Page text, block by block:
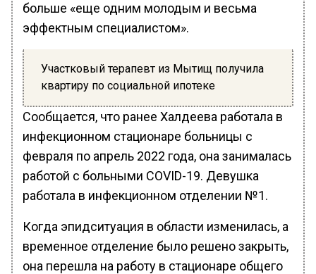
больше «еще одним молодым и весьма
эффектным специалистом».
Участковый терапевт из Мытищ получила
квартиру по социальной ипотеке
Сообщается, что ранее Халдеева работала в
инфекционном стационаре больницы с
февраля по апрель 2022 года, она занималась
работой с больными COVID-19. Девушка
работала в инфекционном отделении №1.
Когда эпидситуация в области изменилась, а
временное отделение было решено закрыть,
она перешла на работу в стационаре общего